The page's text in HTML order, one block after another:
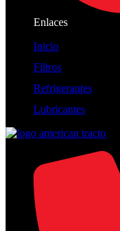
Enlaces
Inicio
Filtros
Refrigerantes
Lubricantes